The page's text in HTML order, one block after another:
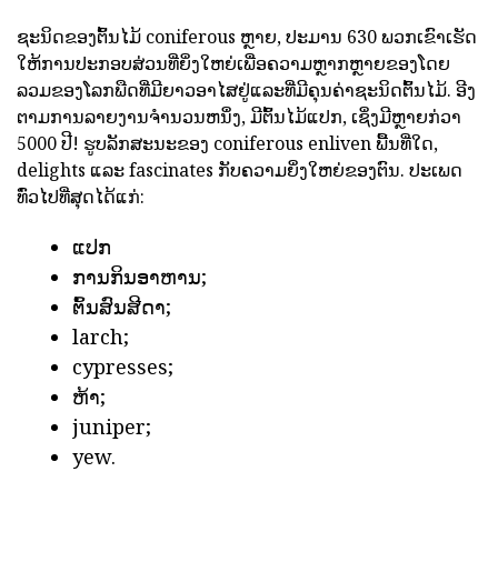
ຊະນິດຂອງຕົ້ນໄມ້ coniferous ຫຼາຍ, ປະມານ 630 ພວກເຂົາເຮັດ
ໃຫ້ການປະກອບສ່ວນທີ່ຍິ່ງໃຫຍ່ເພື່ອຄວາມຫຼາກຫຼາຍຂອງໂດຍ
ລວມຂອງໂລກພືດທີ່ມີຍາວອາໄສຢູ່ແລະທີ່ມີຄຸນຄ່າຊະນິດຕົ້ນໄມ້. ອີງ
ຕາມການລາຍງານຈໍານວນຫນຶ່ງ, ມີຕົ້ນໄມ້ແປກ, ເຊິ່ງມີຫຼາຍກ່ວາ
5000 ປີ! ຮູບລັກສະນະຂອງ coniferous enliven ພື້ນທີ່ໃດ,
delights ແລະ fascinates ກັບຄວາມຍິ່ງໃຫຍ່ຂອງຕົນ. ປະເພດ
ທົ່ວໄປທີ່ສຸດໄດ້ແກ່:
ແປກ
ການກິນອາຫານ;
ຕົ້ນສົນສີດາ;
larch;
cypresses;
ຫ້າ;
juniper;
yew.